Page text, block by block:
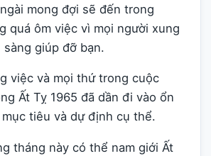
mong đợi sẽ đến trong
quá ôm việc vì mọi người xung
giúp đỡ bạn.
việc và mọi thứ trong cuộc
Ất Tỵ 1965 đã dần đi vào ổn
tiêu và dự định cụ thể.
tháng này có thể nam giới Ất